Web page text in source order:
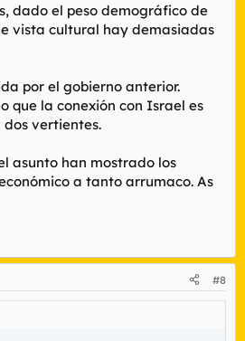
dado el peso demográfico de
vista cultural hay demasiadas
por el gobierno anterior.
que la conexión con Israel es
vertientes.
asunto han mostrado los
a tanto arrumaco. As
#8